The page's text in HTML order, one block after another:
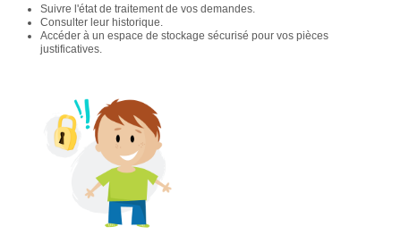
Suivre l'état de traitement de vos demandes.
Consulter leur historique.
Accéder à un espace de stockage sécurisé pour vos pièces
justificatives.